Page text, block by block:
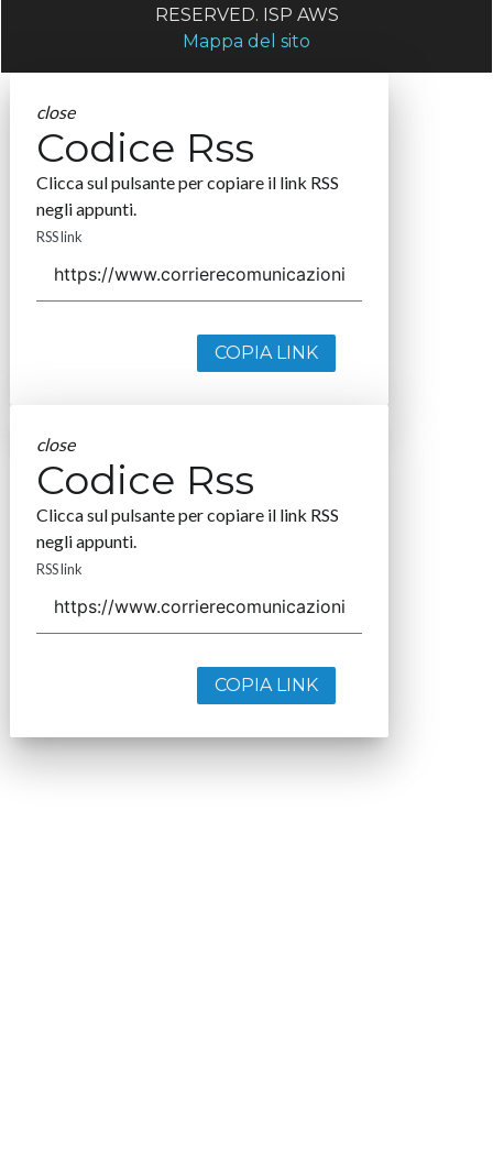
RESERVED. ISP AWS
Mappa del sito
close
Codice Rss
Clicca sul pulsante per copiare il link RSS
negli appunti.
RSS link
COPIA LINK
close
Codice Rss
Clicca sul pulsante per copiare il link RSS
negli appunti.
RSS link
COPIA LINK